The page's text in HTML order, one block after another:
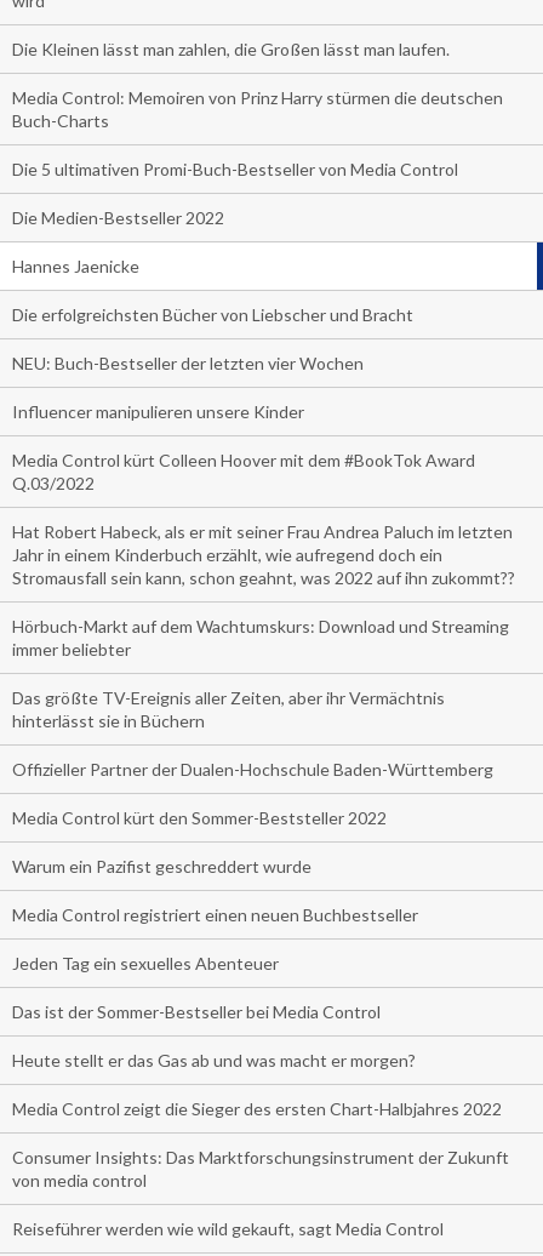
Die Kleinen lässt man zahlen, die Großen lässt man laufen.
Media Control: Memoiren von Prinz Harry stürmen die deutschen
Buch-Charts
Die 5 ultimativen Promi-Buch-Bestseller von Media Control
Die Medien-Bestseller 2022
Hannes Jaenicke
Die erfolgreichsten Bücher von Liebscher und Bracht
NEU: Buch-Bestseller der letzten vier Wochen
Influencer manipulieren unsere Kinder
Media Control kürt Colleen Hoover mit dem #BookTok Award
Q.03/2022
Hat Robert Habeck, als er mit seiner Frau Andrea Paluch im letzten
Jahr in einem Kinderbuch erzählt, wie aufregend doch ein
Stromausfall sein kann, schon geahnt, was 2022 auf ihn zukommt??
Hörbuch-Markt auf dem Wachtumskurs: Download und Streaming
immer beliebter
Das größte TV-Ereignis aller Zeiten, aber ihr Vermächtnis
hinterlässt sie in Büchern
Offizieller Partner der Dualen-Hochschule Baden-Württemberg
Media Control kürt den Sommer-Beststeller 2022
Warum ein Pazifist geschreddert wurde
Media Control registriert einen neuen Buchbestseller
Jeden Tag ein sexuelles Abenteuer
Das ist der Sommer-Bestseller bei Media Control
Heute stellt er das Gas ab und was macht er morgen?
Media Control zeigt die Sieger des ersten Chart-Halbjahres 2022
Consumer Insights: Das Marktforschungsinstrument der Zukunft
von media control
Reiseführer werden wie wild gekauft, sagt Media Control